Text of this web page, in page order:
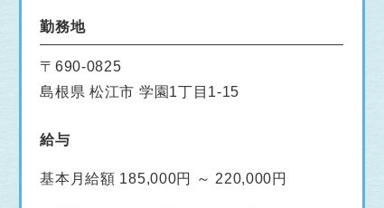
勤務地
〒690-0825
島根県 松江市 学園1丁目1-15
給与
基本月給額 185,000円 ～ 220,000円